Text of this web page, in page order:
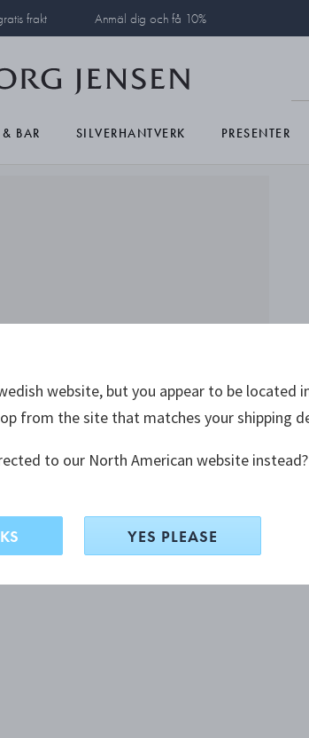
frakt Anmäl dig och få 10%
BAR SILVERHANTVERK PRESENTER
website, but you appear to be located
from the site that matches your shipping
to our North American website instead?
YES PLEASE